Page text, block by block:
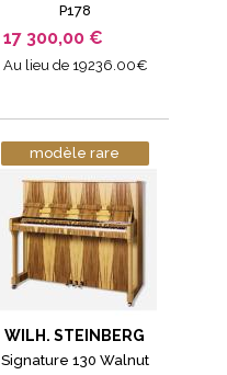
P178
17 300,00 €
Au lieu de 19236.00€
modèle rare
WILH. STEINBERG
Signature 130 Walnut